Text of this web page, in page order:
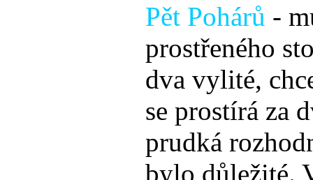
Pět Pohárů -
prostřeného
dva vylité,
se prostírá za
prudká
bylo důležité.